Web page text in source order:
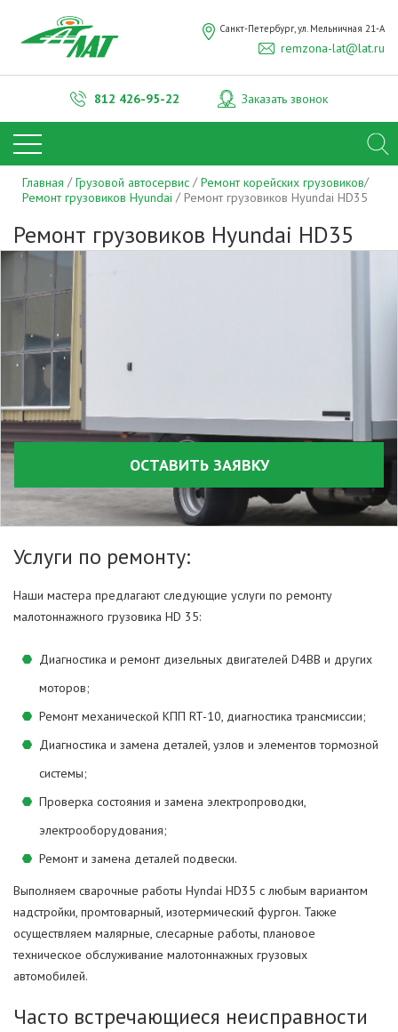
812 426-95-22 Заказать звонок
Санкт-Петербург, ул. Мельничная 21-А
remzona-lat@lat.ru
Главная Грузовой автосервис
Ремонт корейских грузовиков
Ремонт грузовиков Hyundai
Ремонт грузовиков Hyundai HD35
Ремонт грузовиков Hyundai HD35
Нажимая на кнопку "Отправить", вы даете
согласие на обработкуперсональных данных
ОСТАВИТЬ ЗАЯВКУ
Услуги по ремонту:
Наши мастера предлагают следующие услуги по ремонту
малотоннажного грузовика HD 35:
Диагностика и ремонт дизельных двигателей D4BB и других
моторов;
Ремонт механической КПП RT-10, диагностика трансмиссии;
Диагностика и замена деталей, узлов и элементов тормозной
системы;
Проверка состояния и замена электропроводки,
электрооборудования;
Ремонт и замена деталей подвески.
Выполняем сварочные работы Hyndai HD35 с любым вариантом
надстройки, промтоварный, изотермический фургон. Также
осуществляем малярные, слесарные работы, плановое
техническое обслуживание малотоннажных грузовых
автомобилей.
Часто встречающиеся неисправности